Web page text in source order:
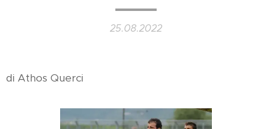
25.08.2022
di Athos Querci